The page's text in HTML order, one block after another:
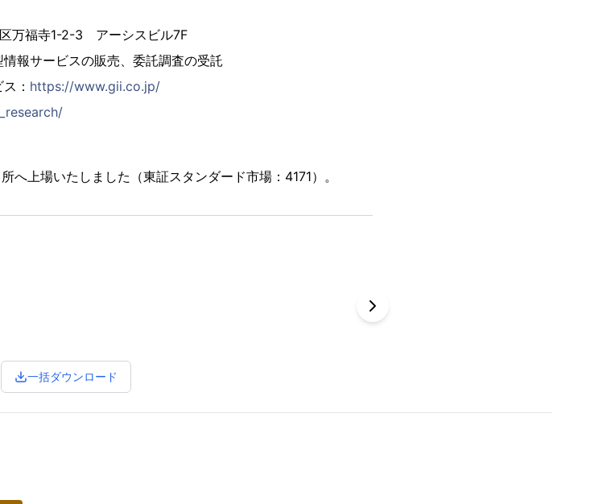
万福寺1-2-3 アーシスビル7F
報サービスの販売、委託調査の受託
： https://www.gii.co.jp/
上場いたしました（東証スタンダード市場：4171）。
一括ダウンロード